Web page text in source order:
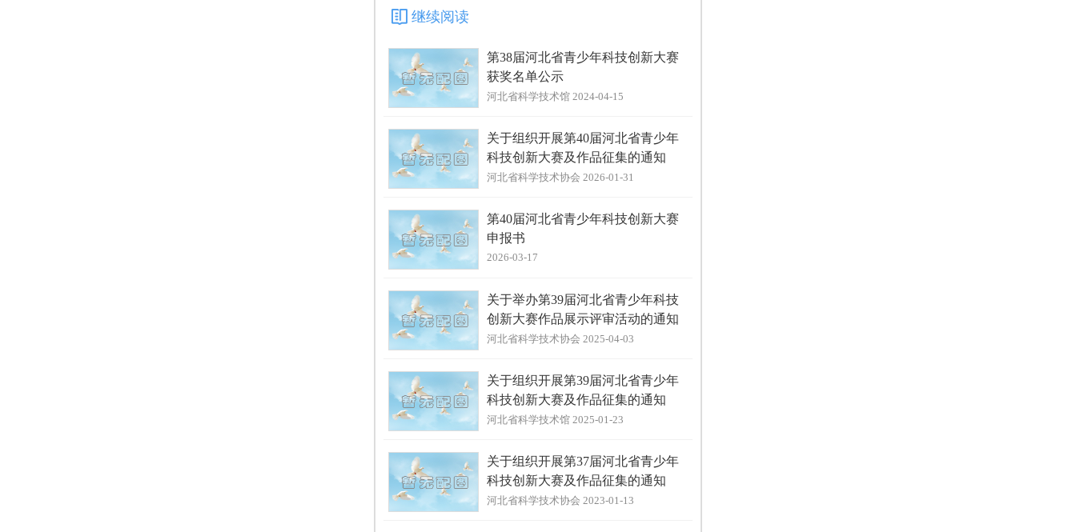
继续阅读
第38届河北省青少年科技创新大赛
获奖名单公示
河北省科学技术馆 2024-04-15
关于组织开展第40届河北省青少年
科技创新大赛及作品征集的通知
河北省科学技术协会 2026-01-31
第40届河北省青少年科技创新大赛
申报书
2026-03-17
关于举办第39届河北省青少年科技
创新大赛作品展示评审活动的通知
河北省科学技术协会 2025-04-03
关于组织开展第39届河北省青少年
科技创新大赛及作品征集的通知
河北省科学技术馆 2025-01-23
关于组织开展第37届河北省青少年
科技创新大赛及作品征集的通知
河北省科学技术协会 2023-01-13